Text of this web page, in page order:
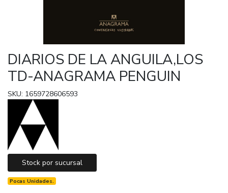
DIARIOS DE LA ANGUILA,LOS
TD-ANAGRAMA PENGUIN
SKU: 1659728606593
Stock por sucursal
Pocas Unidades.